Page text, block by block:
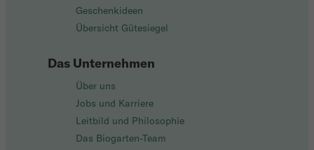
Geschenkideen
Übersicht Gütesiegel
Das Unternehmen
Über uns
Jobs und Karriere
Leitbild und Philosophie
Das Biogarten-Team